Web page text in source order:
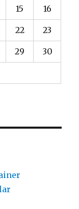
15 16
22 23
29 30